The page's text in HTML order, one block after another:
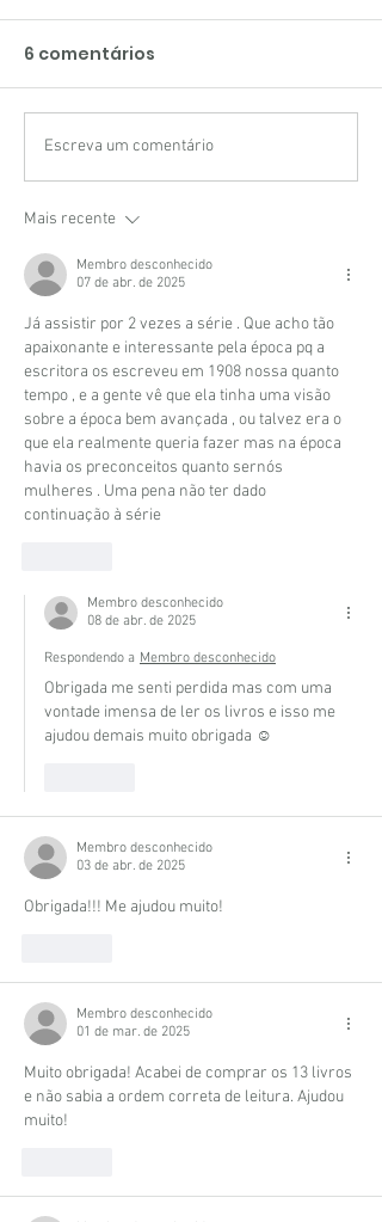
5 tipos de marca-
páginas diferentes e
criativos para ter no
leitura!
6 comentários
Escreva um comentário
Mais recente
Membro desconhecido
07 de abr. de 2025
Já assistir por 2 vezes a série . Que acho tão
apaixonante e interessante pela época pq a
escritora os escreveu em 1908 nossa quanto
tempo , e a gente vê que ela tinha uma visão
sobre a época bem avançada , ou talvez era o
que ela realmente queria fazer mas na época
havia os preconceitos quanto sernós
mulheres . Uma pena não ter dado
continuação à série
Membro desconhecido
08 de abr. de 2025
Respondendo a Membro desconhecido
Obrigada me senti perdida mas com uma
vontade imensa de ler os livros e isso me
ajudou demais muito obrigada ☺️
Membro desconhecido
03 de abr. de 2025
Obrigada!!! Me ajudou muito!
Membro desconhecido
01 de mar. de 2025
Muito obrigada! Acabei de comprar os 13 livros
e não sabia a ordem correta de leitura. Ajudou
muito!